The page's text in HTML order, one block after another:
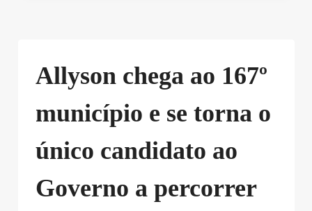
Allyson chega ao 167º
município e se torna o
único candidato ao
Governo a percorrer